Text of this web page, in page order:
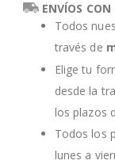
ENVÍOS CON
Todos
través de
Elige tu
desde la
los plazos
Todos los
lunes a